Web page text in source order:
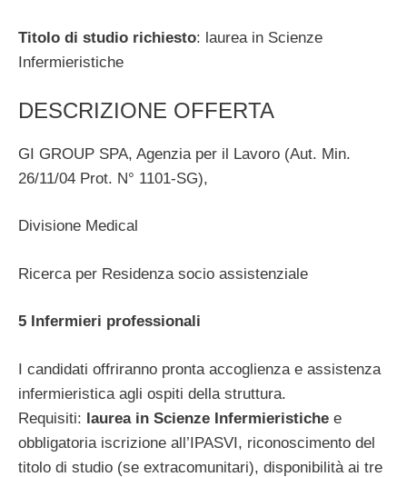
Titolo di studio richiesto: laurea in Scienze
Infermieristiche
DESCRIZIONE OFFERTA
GI GROUP SPA, Agenzia per il Lavoro (Aut. Min.
26/11/04 Prot. N° 1101-SG),
Divisione Medical
Ricerca per Residenza socio assistenziale
5 Infermieri professionali
I candidati offriranno pronta accoglienza e assistenza
infermieristica agli ospiti della struttura.
Requisiti: laurea in Scienze Infermieristiche e
obbligatoria iscrizione all’IPASVI, riconoscimento del
titolo di studio (se extracomunitari), disponibilità ai tre